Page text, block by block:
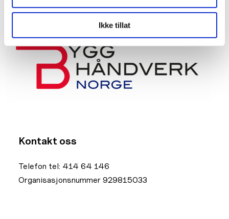
Ikke tillat
Kontakt oss
Telefon tel: 414 64 146
Organisasjonsnummer 929815033